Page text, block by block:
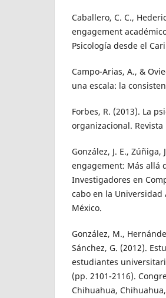
Caballero, C. C.,
engagement
Psicología desde el
Campo-Arias, A., &
una escala: la
Forbes, R. (2013). La
organizacional. Revista
González, J. E.,
engagement: Más allá
Investigadores en
cabo en la Universidad
México.
González, M.,
Sánchez, G. (2012).
estudiantes
(pp. 2101-2116).
Chihuahua,